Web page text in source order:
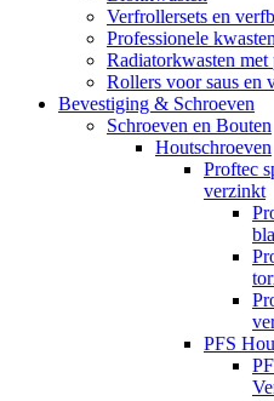
Verfrollersets en
Professionele
Radiatorkwasten met
Rollers voor saus en
Bevestiging & Schroeven
Schroeven en Bouten
Houtschroeven
Proftec
verzinkt
PFS